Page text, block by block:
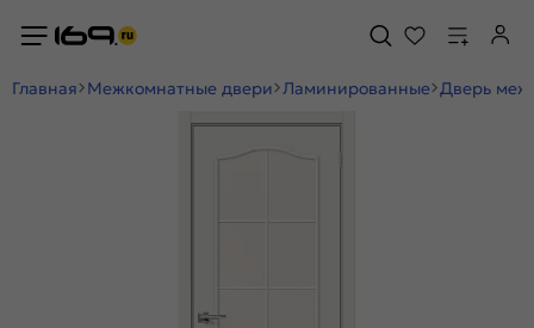
Главная Межкомнатные двери Ламинированные Дверь